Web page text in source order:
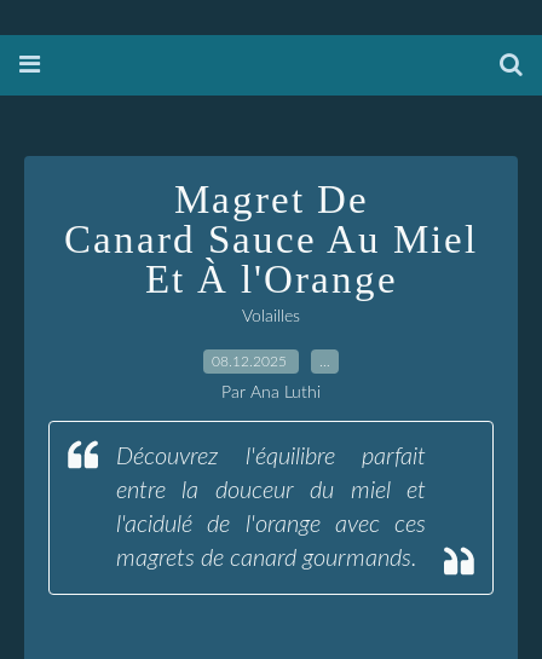
Magret De
Canard Sauce Au Miel
Et À l'Orange
Volailles
08.12.2025
Par Ana Luthi
Découvrez l'équilibre parfait
entre la douceur du miel et
l'acidulé de l'orange avec ces
magrets de canard gourmands.